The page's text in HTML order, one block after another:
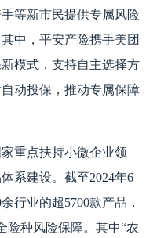
等新市民提供专属风险
中，平安产险携手美团
模式，支持自主选择方
动投保，推动专属保障
重点扶持小微企业领
系建设。截至2024年6
行业的超5700款产品，
险种风险保障。其中“农